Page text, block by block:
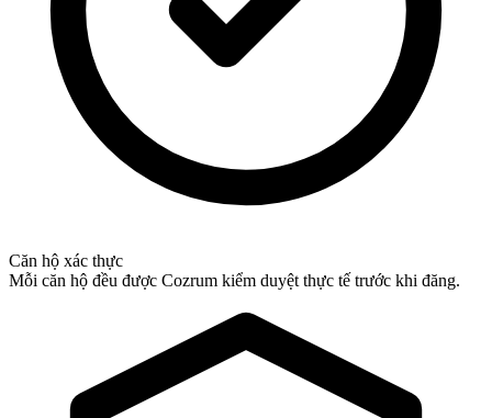
Căn hộ xác thực
Mỗi căn hộ đều được Cozrum kiểm duyệt thực tế trước khi đăng.